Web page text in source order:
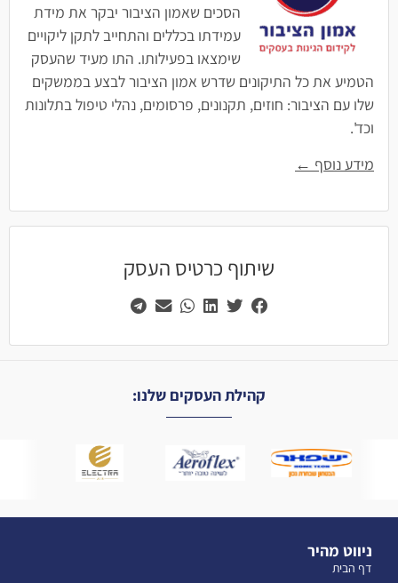
הסכים שאמון הציבור יבקר את מידת
עמידתו בכללים והתחייב לתקן ליקויים
שימצאו בפעילותו. התו מעיד שהעסק
הטמיע את כל התיקונים שדרש אמון הציבור לבצע בממשקים
שלו עם הציבור: חוזים, תקנונים, פרסומים, נהלי טיפול בתלונות
וכד'.
מידע נוסף ←
שיתוף כרטיס העסק
קהילת העסקים שלנו:
ניווט מהיר
דף הבית